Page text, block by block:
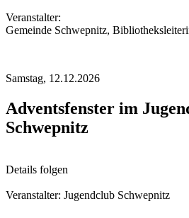
Veranstalter:
Gemeinde Schwepnitz,
Samstag, 12.12.2026
Adventsfenster im
Schwepnitz
Details folgen
Veranstalter: Jugendclub Schwepnitz